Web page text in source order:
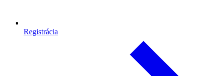
Registrácia